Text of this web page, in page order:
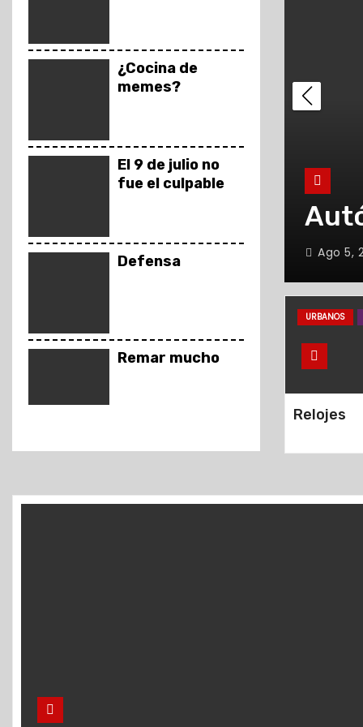
¿Cocina de
memes?
El 9 de julio no
fue el culpable
Defensa
Remar mucho
Tradición sin
Ago 5,
URBANOS
Relojes